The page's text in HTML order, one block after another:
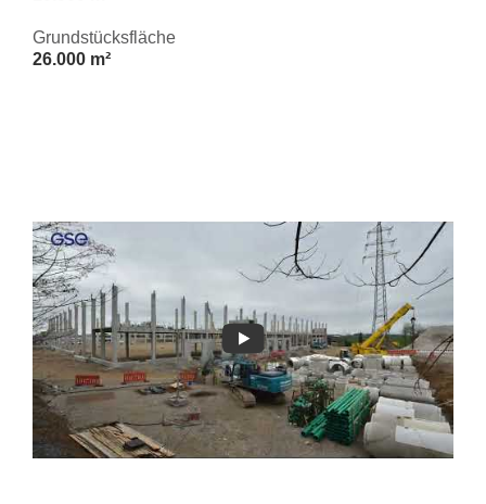
Grundstücksfläche
26.000 m²